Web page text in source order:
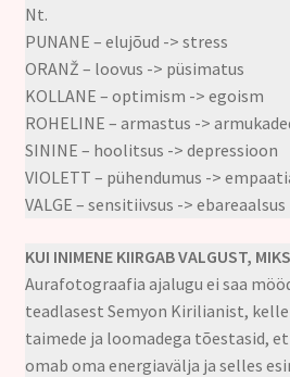
Nt.
PUNANE – elujõud -> stress
ORANŽ – loovus -> püsimatus
KOLLANE – optimism -> egoism
ROHELINE – armastus ->
SININE – hoolitsus -> depressioon
VIOLETT – pühendumus ->
VALGE – sensitiivsus -> ebareaalsus
KUI INIMENE KIIRGAB VALGUST,
Aurafotograafia ajalugu ei saa
teadlasest Semyon Kirilianist,
taimede ja loomadega tõestasid,
omab oma energiavälja ja selles